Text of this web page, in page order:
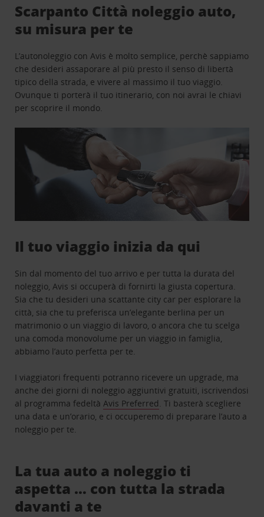
Scarpanto Città noleggio auto,
su misura per te
L’autonoleggio con Avis è molto semplice, perchè sappiamo
che desideri assaporare al più presto il senso di libertà
tipico della strada, e vivere al massimo il tuo viaggio.
Ovunque ti porterà il tuo itinerario, con noi avrai le chiavi
per scoprire il mondo.
Il tuo viaggio inizia da qui
Sin dal momento del tuo arrivo e per tutta la durata del
noleggio, Avis si occuperà di fornirti la giusta copertura.
Sia che tu desideri una scattante city car per esplorare la
città, sia che tu preferisca un’elegante berlina per un
matrimonio o un viaggio di lavoro, o ancora che tu scelga
una comoda monovolume per un viaggio in famiglia,
abbiamo l’auto perfetta per te.
I viaggiatori frequenti potranno ricevere un upgrade, ma
anche dei giorni di noleggio aggiuntivi gratuiti, iscrivendosi
al programma fedeltàAvis Preferred. Ti basterà scegliere
una data e un’orario, e ci occuperemo di preparare l’auto a
noleggio per te.
La tua auto a noleggio ti
aspetta … con tutta la strada
davanti a te